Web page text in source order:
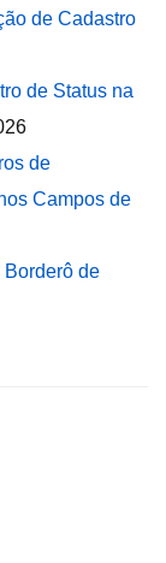
de Cadastro
de Status na
de
Campos de
Borderô de